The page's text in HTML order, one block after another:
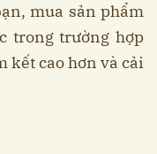
mua sản phẩm
trong trường hợp
kết cao hơn và cải